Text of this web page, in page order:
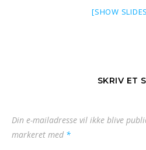
[SHOW
SKRIV ET
Din e-mailadresse vil ikke blive
markeret med *